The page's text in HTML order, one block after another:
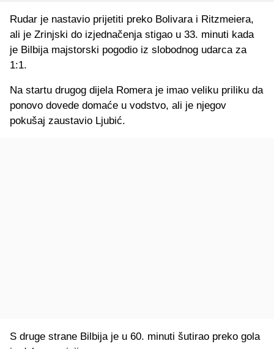
Rudar je nastavio prijetiti preko Bolivara i Ritzmeiera,
ali je Zrinjski do izjednačenja stigao u 33. minuti kada
je Bilbija majstorski pogodio iz slobodnog udarca za
1:1.
Na startu drugog dijela Romera je imao veliku priliku da
ponovo dovede domaće u vodstvo, ali je njegov
pokušaj zaustavio Ljubić.
S druge strane Bilbija je u 60. minuti šutirao preko gola